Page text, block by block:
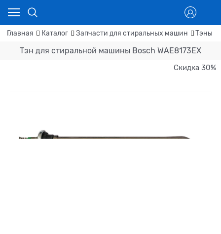
Главная Каталог Запчасти для стиральных машин Тэны
Тэн для стиральной машины Bosch WAE8173EX
Скидка 30%